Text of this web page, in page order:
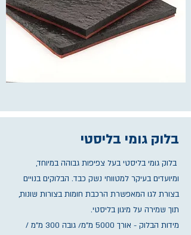
בלוק גומי בליסטי
בלוק גומי בליסטי בעל צפיפות גבוהה במיוחד,
ומיועדים בעיקר למטווחי נשק כבד. הבלוקים בנויים
בצורת לגו המאפשרת הרכבת חומות בצורות שונות,
תוך שמירה על מיגון בליסטי.
מידות הבלוק - אורך 5000 מ"מ/ גובה 300 מ"מ /